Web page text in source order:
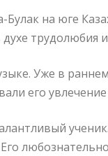
на юге
трудолюбия
Уже в
его